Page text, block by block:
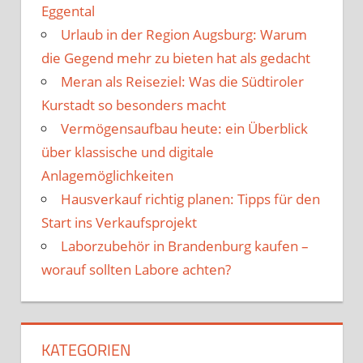
Eggental
Urlaub in der Region Augsburg: Warum
die Gegend mehr zu bieten hat als gedacht
Meran als Reiseziel: Was die Südtiroler
Kurstadt so besonders macht
Vermögensaufbau heute: ein Überblick
über klassische und digitale
Anlagemöglichkeiten
Hausverkauf richtig planen: Tipps für den
Start ins Verkaufsprojekt
Laborzubehör in Brandenburg kaufen –
worauf sollten Labore achten?
KATEGORIEN